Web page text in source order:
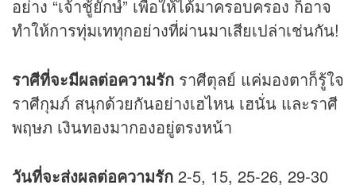
อย่าง “เจ้าชู้ยักษ์” เพื่อให้ได้มาครอบครอง ก็อาจ
ทำให้การทุ่มเททุกอย่างที่ผ่านมาเสียเปล่าเช่นกัน!
ราศีที่จะมีผลต่อความรัก ราศีตุลย์ แค่มองตาก็รู้ใจ
ราศีกุมภ์ สนุกด้วยกันอย่างเฮไหน เฮนั่น และราศี
พฤษภ เงินทองมากองอยู่ตรงหน้า
วันที่จะส่งผลต่อความรัก 2-5, 15, 25-26, 29-30